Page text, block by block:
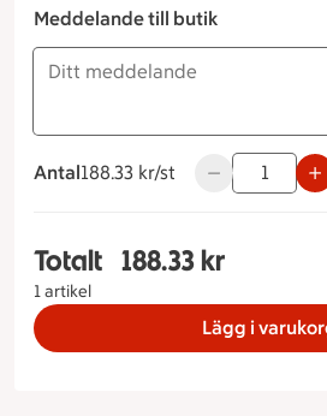
Meddelande till butik
Antal
188.33 kronor styck
188.33 kr/st Använd
Totalt
1 artikel
Totalt 1 stycken
188.33 kr
Lägg i